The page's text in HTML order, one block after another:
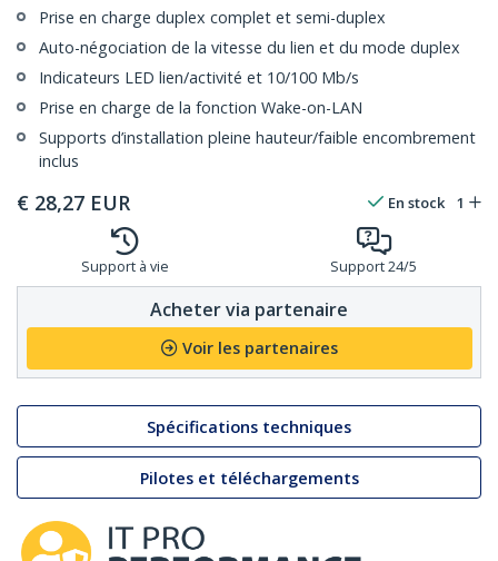
Prise en charge duplex complet et semi-duplex
Auto-négociation de la vitesse du lien et du mode duplex
Indicateurs LED lien/activité et 10/100 Mb/s
Prise en charge de la fonction Wake-on-LAN
Supports d’installation pleine hauteur/faible encombrement
inclus
€ 28,27 EUR En stock 1
Support à vie Support 24/5
Acheter via partenaire
Voir les partenaires
Spécifications techniques
Pilotes et téléchargements